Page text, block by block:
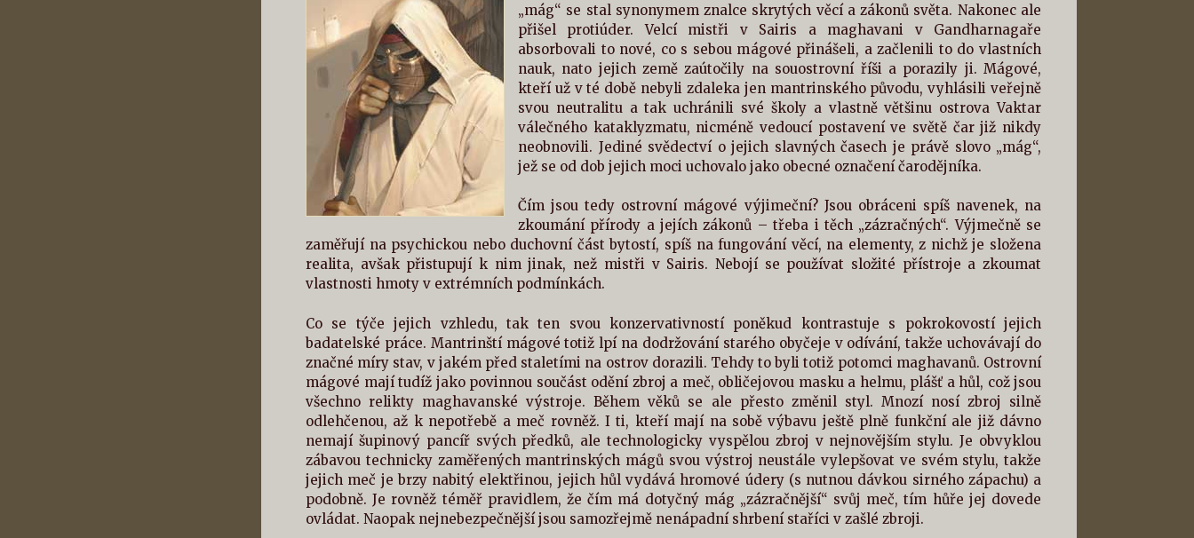
„mág“ se stal synonymem znalce skrytých věcí a zákonů světa. Nakonec ale
přišel protiúder. Velcí mistři v Sairis a maghavani v Gandharnagaře
absorbovali to nové, co s sebou mágové přinášeli, a začlenili to do vlastních
nauk, nato jejich země zaútočily na souostrovní říši a porazily ji. Mágové,
kteří už v té době nebyli zdaleka jen mantrinského původu, vyhlásili veřejně
svou neutralitu a tak uchránili své školy a vlastně většinu ostrova Vaktar
válečného kataklyzmatu, nicméně vedoucí postavení ve světě čar již nikdy
neobnovili. Jediné svědectví o jejich slavných časech je právě slovo „mág“,
jež se od dob jejich moci uchovalo jako obecné označení čarodějníka.
Čím jsou tedy ostrovní mágové výjimeční? Jsou obráceni spíš navenek, na
zkoumání přírody a jejích zákonů – třeba i těch „zázračných“. Výjmečně se
zaměřují na psychickou nebo duchovní část bytostí, spíš na fungování věcí, na elementy, z nichž je složena
realita, avšak přistupují k nim jinak, než mistři v Sairis. Nebojí se používat složité přístroje a zkoumat
vlastnosti hmoty v extrémních podmínkách.
Co se týče jejich vzhledu, tak ten svou konzervativností poněkud kontrastuje s pokrokovostí jejich
badatelské práce. Mantrinští mágové totiž lpí na dodržování starého obyčeje v odívání, takže uchovávají do
značné míry stav, v jakém před staletími na ostrov dorazili. Tehdy to byli totiž potomci maghavanů. Ostrovní
mágové mají tudíž jako povinnou součást odění zbroj a meč, obličejovou masku a helmu, plášť a hůl, což jsou
všechno relikty maghavanské výstroje. Během věků se ale přesto změnil styl. Mnozí nosí zbroj silně
odlehčenou, až k nepotřebě a meč rovněž. I ti, kteří mají na sobě výbavu ještě plně funkční ale již dávno
nemají šupinový pancíř svých předků, ale technologicky vyspělou zbroj v nejnovějším stylu. Je obvyklou
zábavou technicky zaměřených mantrinských mágů svou výstroj neustále vylepšovat ve svém stylu, takže
jejich meč je brzy nabitý elektřinou, jejich hůl vydává hromové údery (s nutnou dávkou sirného zápachu) a
podobně. Je rovněž téměř pravidlem, že čím má dotyčný mág „zázračnější“ svůj meč, tím hůře jej dovede
ovládat. Naopak nejnebezpečnější jsou samozřejmě nenápadní shrbení staříci v zašlé zbroji.